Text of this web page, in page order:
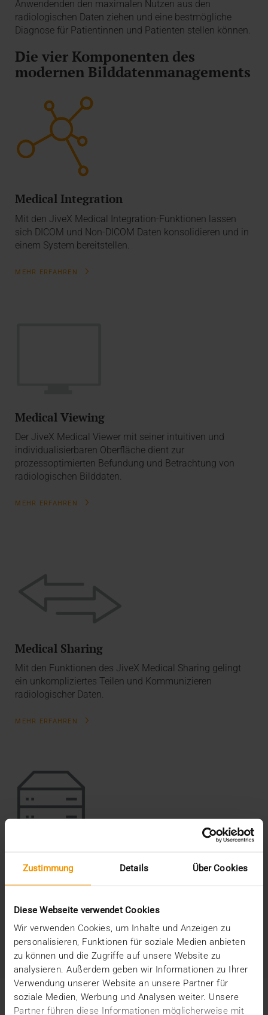
Zustimmung Details Über Cookies
Diese Webseite verwendet Cookies
Wir verwenden Cookies, um Inhalte und Anzeigen zu
personalisieren, Funktionen für soziale Medien anbieten
zu können und die Zugriffe auf unsere Website zu
analysieren. Außerdem geben wir Informationen zu Ihrer
Verwendung unserer Website an unsere Partner für
soziale Medien, Werbung und Analysen weiter. Unsere
Partner führen diese Informationen möglicherweise mit
Anwendenden den maximalen Nutzen aus den
radiologischen Daten ziehen und eine bestmögliche
Diagnose für Patientinnen und Patienten stellen können.
Die vier Komponenten des
modernen Bilddatenmanagements
Medical Integration
Mit den JiveX Medical Integration-Funktionen lassen
sich DICOM und Non-DICOM Daten konsolidieren und in
einem System bereitstellen.
MEHR ERFAHREN
Medical Viewing
Der JiveX Medical Viewer mit seiner intuitiven und
individualisierbaren Oberfläche dient zur
prozessoptimierten Befundung und Betrachtung von
radiologischen Bilddaten.
MEHR ERFAHREN
Medical Sharing
Mit den Funktionen des JiveX Medical Sharing gelingt
ein unkompliziertes Teilen und Kommunizieren
radiologischer Daten.
MEHR ERFAHREN
Medical Archiving
Das JiveX Medical Archiving ermöglicht eine sichere
MEHR ERFAHREN
Die Vorteile des JiveX Enterprise